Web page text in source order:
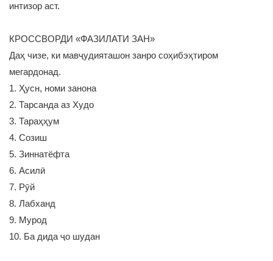
интизор аст.
КРОССВОРДИ «ФАЗИЛАТИ ЗАН»
Даҳ чизе, ки мавҷудияташон занро соҳибэҳтиром
мегардонад.
1. Ҳусн, номи занона
2. Тарсанда аз Худо
3. Тараҳҳум
4. Созиш
5. Зиннатёфта
6. Асилӣ
7. Рӯй
8. Лабханд
9. Мурод
10. Ба дида ҷо шудан